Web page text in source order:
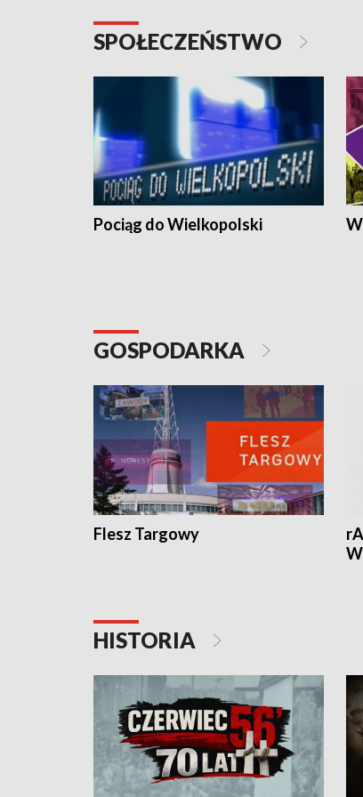
SPOŁECZEŃSTWO
Pociąg do Wielkopolski
GOSPODARKA
Flesz Targowy
HISTORIA